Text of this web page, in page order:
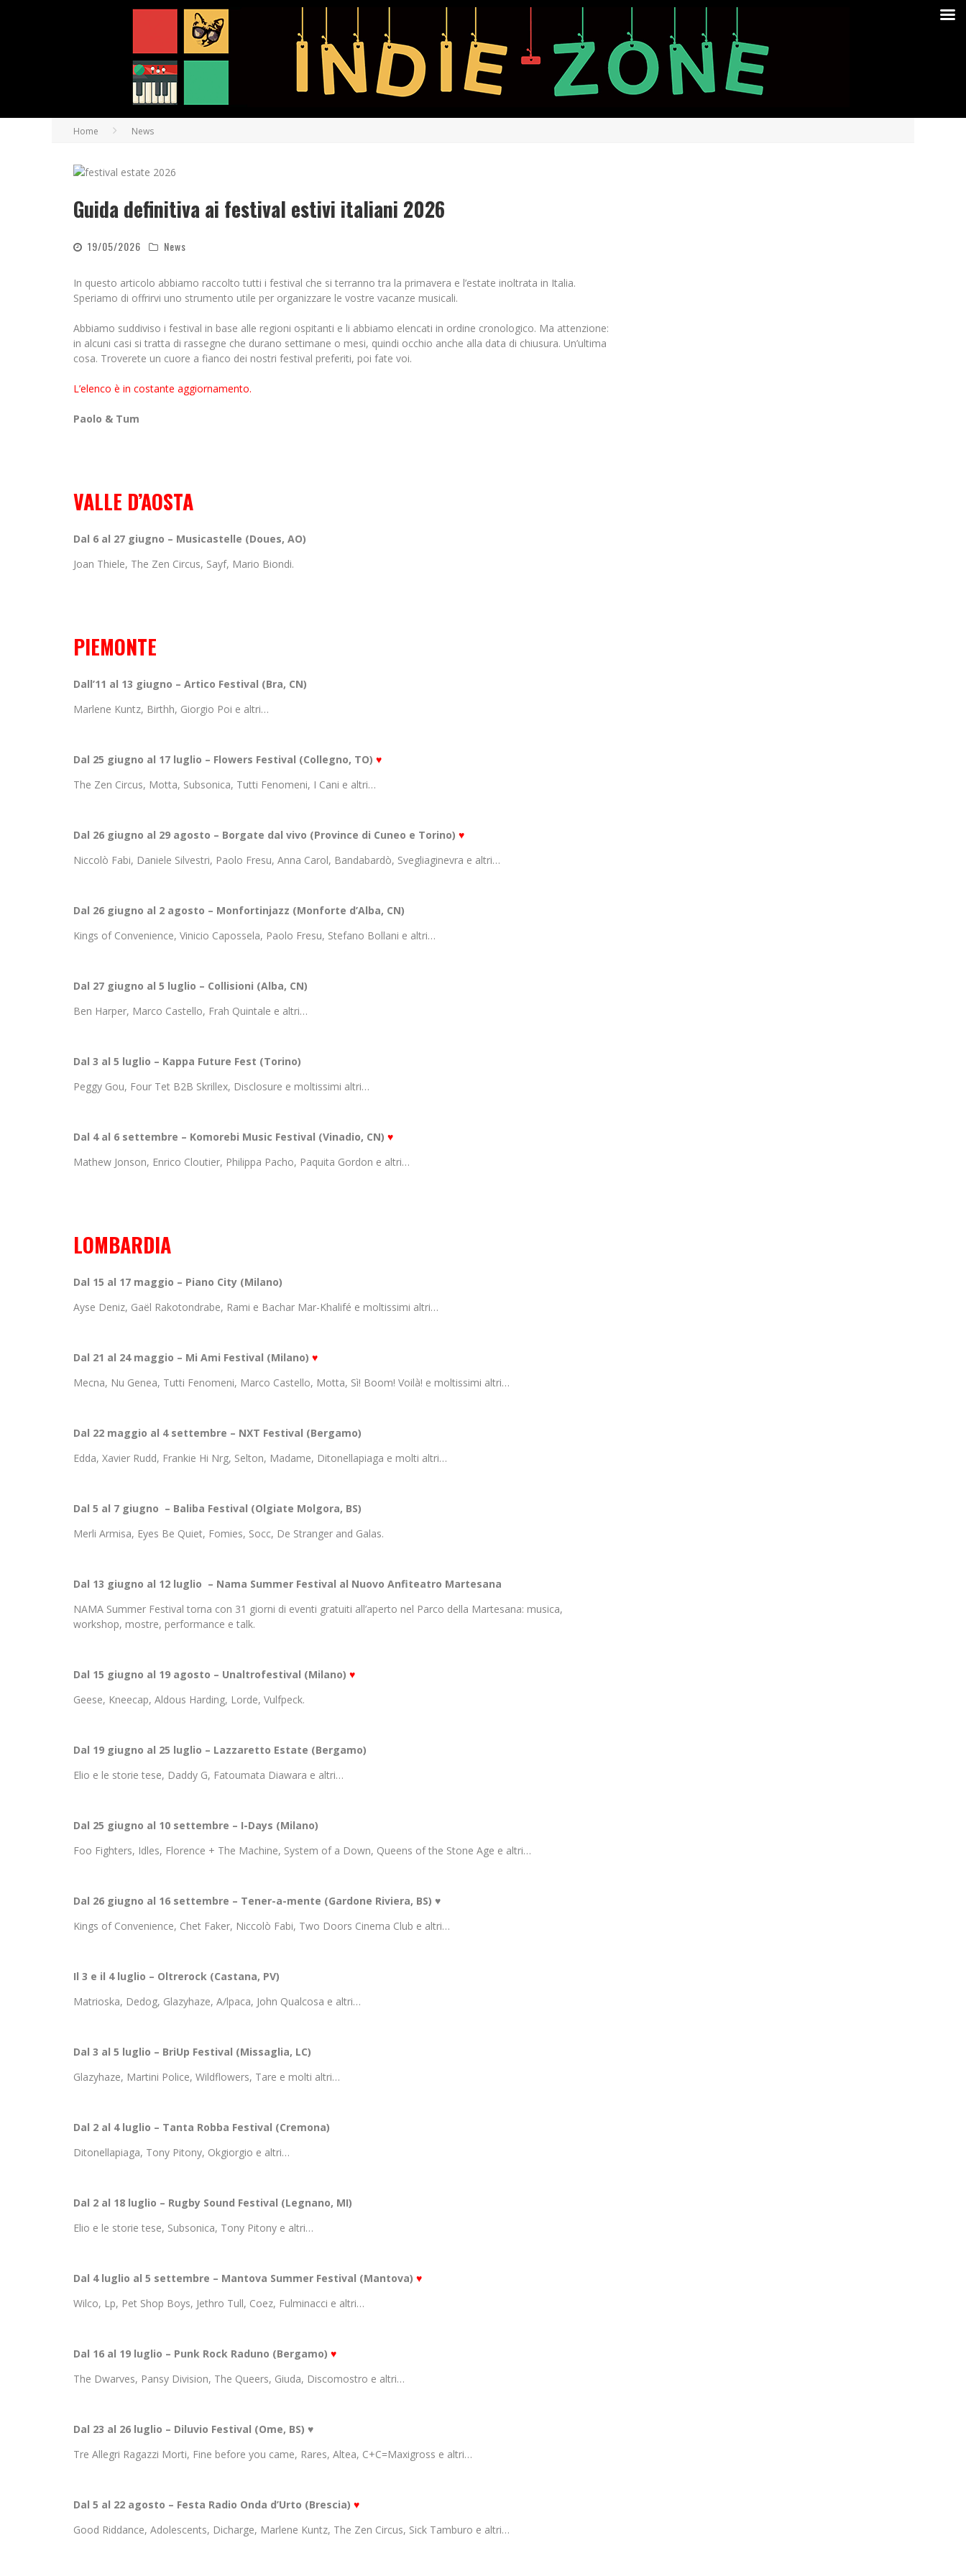
Home News
Guida definitiva ai festival estivi italiani 2026
19/05/2026 News
In questo articolo abbiamo raccolto tutti i festival che si terranno tra la primavera e l’estate inoltrata in Italia.
Speriamo di offrirvi uno strumento utile per organizzare le vostre vacanze musicali.
Abbiamo suddiviso i festival in base alle regioni ospitanti e li abbiamo elencati in ordine cronologico. Ma attenzione:
in alcuni casi si tratta di rassegne che durano settimane o mesi, quindi occhio anche alla data di chiusura. Un’ultima
cosa. Troverete un cuore a fianco dei nostri festival preferiti, poi fate voi.
L’elenco è in costante aggiornamento.
Paolo & Tum
VALLE D’AOSTA
Dal 6 al 27 giugno – Musicastelle (Doues, AO)
Joan Thiele, The Zen Circus, Sayf, Mario Biondi.
PIEMONTE
Dall’11 al 13 giugno – Artico Festival (Bra, CN)
Marlene Kuntz, Birthh, Giorgio Poi e altri…
Dal 25 giugno al 17 luglio – Flowers Festival (Collegno, TO) ♥
The Zen Circus, Motta, Subsonica, Tutti Fenomeni, I Cani e altri…
Dal 26 giugno al 29 agosto – Borgate dal vivo (Province di Cuneo e Torino) ♥
Niccolò Fabi, Daniele Silvestri, Paolo Fresu, Anna Carol, Bandabardò, Svegliaginevra e altri…
Dal 26 giugno al 2 agosto – Monfortinjazz (Monforte d’Alba, CN)
Kings of Convenience, Vinicio Capossela, Paolo Fresu, Stefano Bollani e altri…
Dal 27 giugno al 5 luglio – Collisioni (Alba, CN)
Ben Harper, Marco Castello, Frah Quintale e altri…
Dal 3 al 5 luglio – Kappa Future Fest (Torino)
Peggy Gou, Four Tet B2B Skrillex, Disclosure e moltissimi altri…
Dal 4 al 6 settembre – Komorebi Music Festival (Vinadio, CN) ♥
Mathew Jonson, Enrico Cloutier, Philippa Pacho, Paquita Gordon e altri…
LOMBARDIA
Dal 15 al 17 maggio – Piano City (Milano)
Ayse Deniz, Gaël Rakotondrabe, Rami e Bachar Mar-Khalifé e moltissimi altri…
Dal 21 al 24 maggio – Mi Ami Festival (Milano) ♥
Mecna, Nu Genea, Tutti Fenomeni, Marco Castello, Motta, Sì! Boom! Voilà! e moltissimi altri…
Dal 22 maggio al 4 settembre – NXT Festival (Bergamo)
Edda, Xavier Rudd, Frankie Hi Nrg, Selton, Madame, Ditonellapiaga e molti altri…
Dal 5 al 7 giugno – Baliba Festival (Olgiate Molgora, BS)
Merli Armisa, Eyes Be Quiet, Fomies, Socc, De Stranger and Galas.
Dal 13 giugno al 12 luglio – Nama Summer Festival al Nuovo Anfiteatro Martesana
NAMA Summer Festival torna con 31 giorni di eventi gratuiti all’aperto nel Parco della Martesana: musica,
workshop, mostre, performance e talk.
Dal 15 giugno al 19 agosto – Unaltrofestival (Milano) ♥
Geese, Kneecap, Aldous Harding, Lorde, Vulfpeck.
Dal 19 giugno al 25 luglio – Lazzaretto Estate (Bergamo)
Elio e le storie tese, Daddy G, Fatoumata Diawara e altri…
Dal 25 giugno al 10 settembre – I-Days (Milano)
Foo Fighters, Idles, Florence + The Machine, System of a Down, Queens of the Stone Age e altri…
Dal 26 giugno al 16 settembre – Tener-a-mente (Gardone Riviera, BS) ♥
Kings of Convenience, Chet Faker, Niccolò Fabi, Two Doors Cinema Club e altri…
Il 3 e il 4 luglio – Oltrerock (Castana, PV)
Matrioska, Dedog, Glazyhaze, A/lpaca, John Qualcosa e altri…
Dal 3 al 5 luglio – BriUp Festival (Missaglia, LC)
Glazyhaze, Martini Police, Wildflowers, Tare e molti altri…
Dal 2 al 4 luglio – Tanta Robba Festival (Cremona)
Ditonellapiaga, Tony Pitony, Okgiorgio e altri…
Dal 2 al 18 luglio – Rugby Sound Festival (Legnano, MI)
Elio e le storie tese, Subsonica, Tony Pitony e altri…
Dal 4 luglio al 5 settembre – Mantova Summer Festival (Mantova) ♥
Wilco, Lp, Pet Shop Boys, Jethro Tull, Coez, Fulminacci e altri…
Dal 16 al 19 luglio – Punk Rock Raduno (Bergamo) ♥
The Dwarves, Pansy Division, The Queers, Giuda, Discomostro e altri…
Dal 23 al 26 luglio – Diluvio Festival (Ome, BS) ♥
Tre Allegri Ragazzi Morti, Fine before you came, Rares, Altea, C+C=Maxigross e altri…
Dal 5 al 22 agosto – Festa Radio Onda d’Urto (Brescia) ♥
Good Riddance, Adolescents, Dicharge, Marlene Kuntz, The Zen Circus, Sick Tamburo e altri…